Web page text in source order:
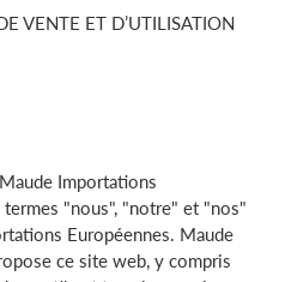
VENTE ET D’UTILISATION
Importations
termes "nous", "notre" et "nos"
Européennes. Maude
ce site web, y compris